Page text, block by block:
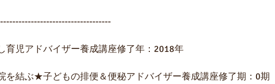
育児アドバイザー養成講座修了年：2018年
を結ぶ★子どもの排便＆便秘アドバイザー養成講座修了期：0期